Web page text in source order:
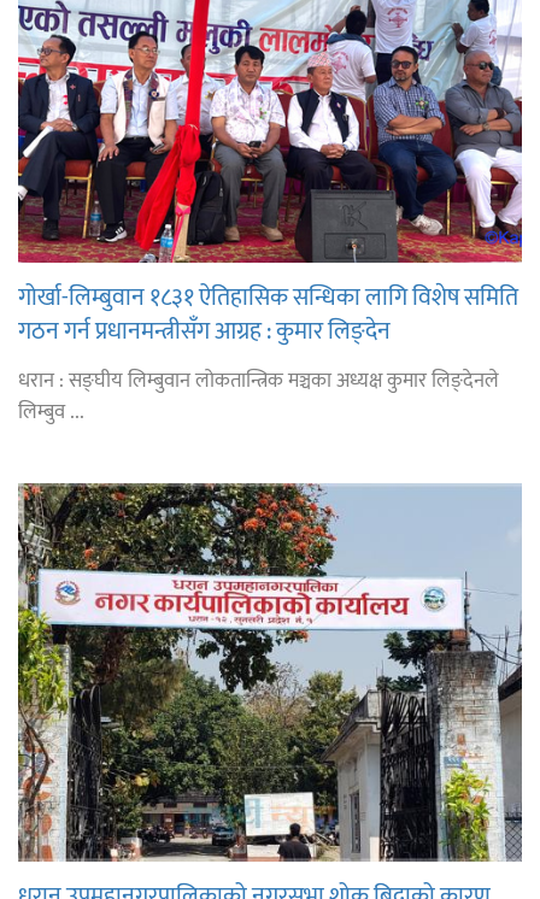
गोर्खा-लिम्बुवान १८३१ ऐतिहासिक सन्धिका लागि विशेष समिति
गठन गर्न प्रधानमन्त्रीसँग आग्रह : कुमार लिङ्देन
धरान : सङ्घीय लिम्बुवान लोकतान्त्रिक मञ्चका अध्यक्ष कुमार लिङ्देनले
लिम्बुव ...